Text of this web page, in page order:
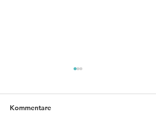
Kommentare